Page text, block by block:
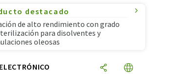
destacado
de alto rendimiento con grado
para disolventes y
oleosas